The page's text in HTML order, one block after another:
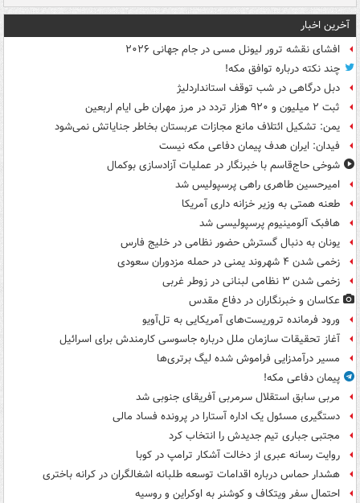
آخرین اخبار
افشای نقشه ترور لیونل مسی در جام جهانی ۲۰۲۶
چند نکته درباره توافق مکه!
دبل درگاهی در شب توقف استانداردلیژ
ثبت ۲ میلیون و ۹۲۰ هزار تردد در مرز مهران طی ایام اربعین
یمن: تشکیل ائتلاف مانع مجازات عربستان بخاطر جنایاتش نمی‌شود
فیدان: ایران هدف پیمان دفاعی مکه نیست
شوخی حاج‌قاسم با خبرنگار در عملیات آزادسازی بوکمال
امیرحسین طاهری راهی پرسپولیس شد
طعنه همتی به وزیر خزانه داری آمریکا
هافبک آلومینیوم پرسپولیسی شد
یونان به دنبال گسترش حضور نظامی در خلیج فارس
زخمی شدن ۴ شهروند یمنی در حمله مزدوران سعودی
زخمی شدن ۳ نظامی لبنانی در زوطر غربی
عکاسان و خبرنگاران در دفاع مقدس
ورود فرمانده تروریست‌های آمریکایی به تل‌آویو
آغاز تحقیقات سازمان ملل درباره جاسوسی کارمندش برای اسرائیل
مسیر درآمدزایی فراموش شده لیگ برتری‌ها
پیمان دفاعی مکه!
مربی سابق استقلال سرمربی آفریقای جنوبی شد
دستگیری مسئول یک اداره آستارا در پرونده فساد مالی
مجتبی جباری تیم جدیدش را انتخاب کرد
روایت رسانه عبری از دخالت آشکار ترامپ در کوبا
هشدار حماس درباره اقدامات توسعه طلبانه اشغالگران در کرانه باختری
احتمال سفر ویتکاف و کوشنر به اوکراین و روسیه